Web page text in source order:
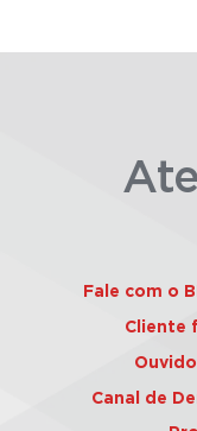
Fale com o
Cliente
Canal de